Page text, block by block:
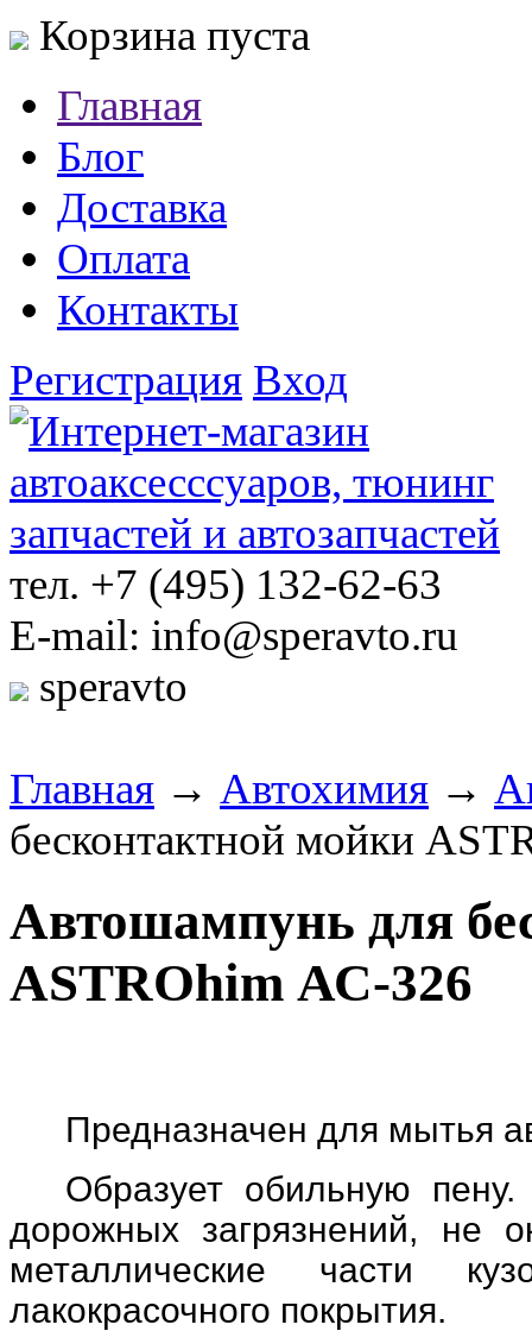
Корзина пуста
Главная
Блог
Доставка
Оплата
Контакты
Регистрация Вход
тел. +7 (495) 132-62-63
E-mail: info@speravto.ru
speravto
Главная → Автохимия →
бесконтактной мойки
Автошампунь для
ASTROhim АС-326
Предназначен для мытья
Образует обильную
дорожных загрязнений, не
металлические части
лакокрасочного покрытия.